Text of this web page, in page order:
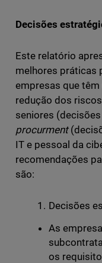
Decisões
Este relatório
melhores práticas
empresas que
redução dos
seniores
procurment
IT e pessoal da
recomendações
são:
Decisões
As
os